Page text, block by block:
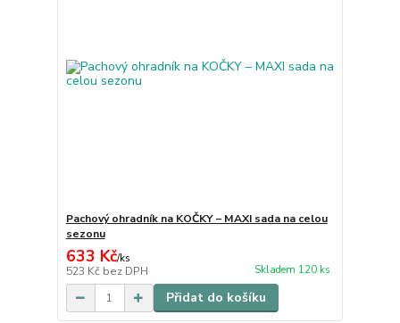
Pachový ohradník na KOČKY – MAXI sada na celou
sezonu
633 Kč/ks
523 Kč bez DPH Skladem 120 ks
Přidat do košíku